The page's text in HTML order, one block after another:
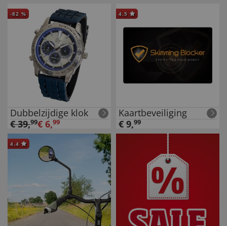
-82 %
Dubbelzijdige klok
€39,99€ 6,99
4.5
Kaartbeveiliging
€ 9,99
4.4